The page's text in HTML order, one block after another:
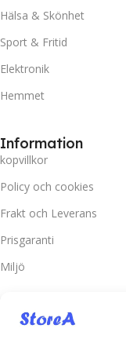
Hälsa & Skönhet
Sport & Fritid
Elektronik
Hemmet
Information
kopvillkor
Policy och cookies
Frakt och Leverans
Prisgaranti
Miljö
Kundtjänst
Kontakta oss